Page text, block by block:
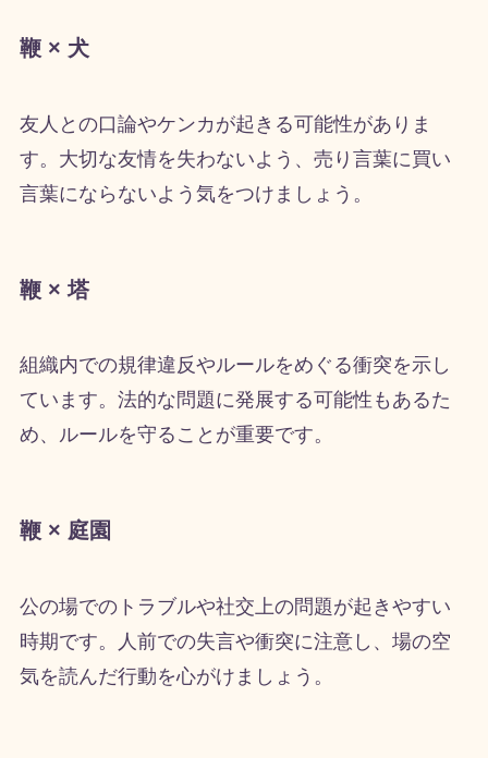
鞭 × 犬
友人との口論やケンカが起きる可能性がありま
す。大切な友情を失わないよう、売り言葉に買い
言葉にならないよう気をつけましょう。
鞭 × 塔
組織内での規律違反やルールをめぐる衝突を示し
ています。法的な問題に発展する可能性もあるた
め、ルールを守ることが重要です。
鞭 × 庭園
公の場でのトラブルや社交上の問題が起きやすい
時期です。人前での失言や衝突に注意し、場の空
気を読んだ行動を心がけましょう。